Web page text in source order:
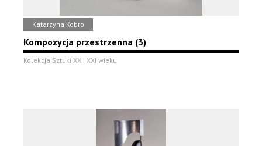
Katarzyna Kobro
Kompozycja przestrzenna (3)
Kolekcja Sztuki XX i XXI wieku